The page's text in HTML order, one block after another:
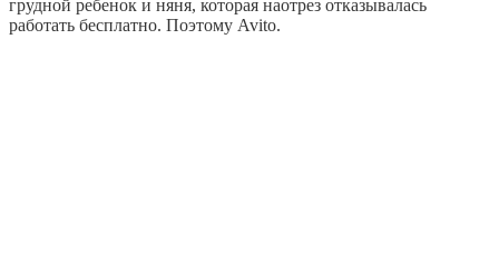
грудной ребенок и няня, которая наотрез отказывалась
работать бесплатно. Поэтому Avito.